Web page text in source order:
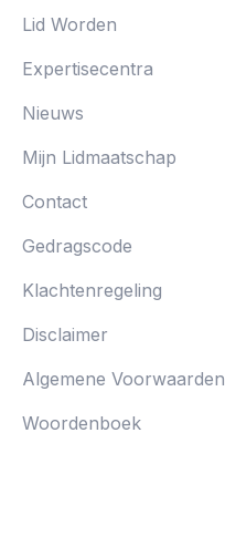
Lid Worden
Expertisecentra
Nieuws
Mijn Lidmaatschap
Contact
Gedragscode
Klachtenregeling
Disclaimer
Algemene Voorwaarden
Woordenboek